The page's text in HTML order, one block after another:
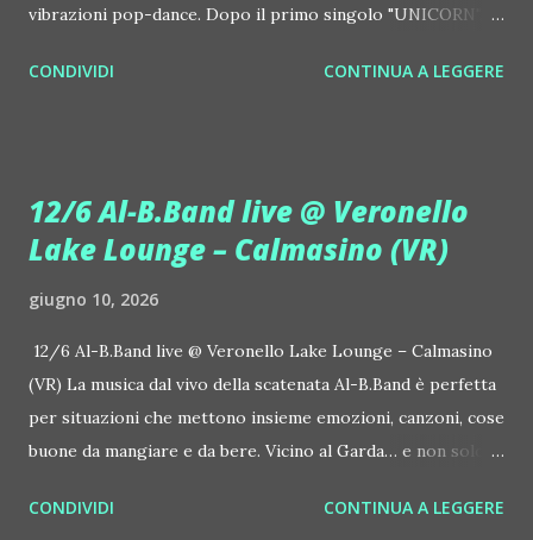
vibrazioni pop-dance. Dopo il primo singolo "UNICORN",
seconda release intitolata "STARS", interpretata dalla voce
tra Giulia Regain e Dhany, già insieme in precedenti
produzioni come "My Memories" (Universal) e "We Are
connessione universale: un invito a riscoprire la nostra
natura di starseed, figli delle stelle, capaci di portare luce,
creatività ed empatia nel mondo. Con "STARS" Giulia Regain
porta avanti la sua visione musicale che fonde dance
internazionale, a...
CONDIVIDI CONTINUA A LEGGERE
12/6 Al-B.Band live @ Veronello
Lake Lounge – Calmasino (VR)
giugno 10, 2026
12/6 Al-B.Band live @ Veronello Lake Lounge – Calmasino
(VR) La musica dal vivo della scatenata Al-B.Band è perfetta
per situazioni che mettono insieme emozioni, canzoni, cose
buone da mangiare e da bere. Vicino al Garda… e non solo. Il
Calmasino (VR, Via Veronello 7), al fresco. Si ascolta anche la
CONDIVIDI CONTINUA A LEGGERE